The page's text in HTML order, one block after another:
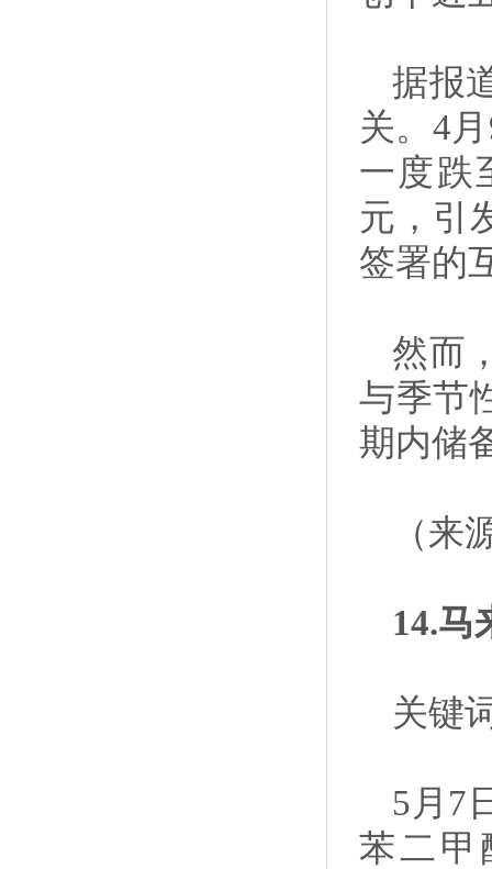
据报
关。4
一度跌
元，引
签署的
然而
与季节
期内储
（来
14.马
关键
5月7
苯二甲